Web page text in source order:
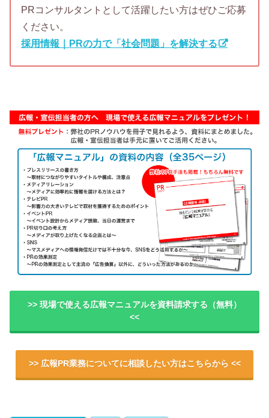
PRコンサルタントとして活躍したい方はぜひご応募
ください。
採用情報｜PRの力で「社会問題」を解決する
>> 現場で使える広報マニュアルを資料請求する（無料）
<<
>> 広報PR業務についてに相談したい方はこちらから <<